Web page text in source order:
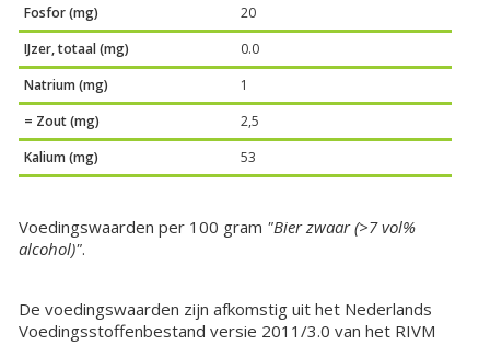
Fosfor (mg)
20
IJzer, totaal (mg)
0.0
Natrium (mg)
1
= Zout (mg)
2,5
Kalium (mg)
53
Voedingswaarden per 100 gram "Bier zwaar (>7 vol%
alcohol)".
De voedingswaarden zijn afkomstig uit het Nederlands
Voedingsstoffenbestand versie 2011/3.0 van het RIVM